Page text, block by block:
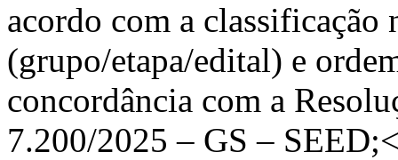
acordo com a classificação
(grupo/etapa/edital) e
concordância com a
7.200/2025 – GS –